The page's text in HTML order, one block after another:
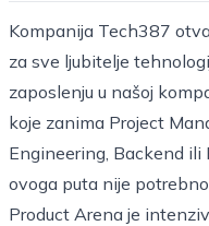
Kompanija Tech387
za sve ljubitelje
zaposlenju u našoj
koje zanima Project
Engineering, Backend
ovoga puta nije
Product Arena je